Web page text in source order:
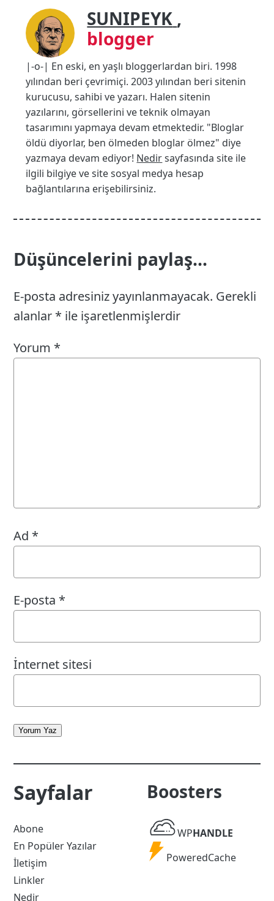
SUNIPEYK ,
blogger
|-o-| En eski, en yaşlı bloggerlardan biri. 1998
yılından beri çevrimiçi. 2003 yılından beri sitenin
kurucusu, sahibi ve yazarı. Halen sitenin
yazılarını, görsellerini ve teknik olmayan
tasarımını yapmaya devam etmektedir. "Bloglar
öldü diyorlar, ben ölmeden bloglar ölmez" diye
yazmaya devam ediyor! Nedirsayfasında site ile
ilgili bilgiye ve site sosyal medya hesap
bağlantılarına erişebilirsiniz.
Düşüncelerini paylaş...
E-posta adresiniz yayınlanmayacak. Gerekli
alanlar * ile işaretlenmişlerdir
Yorum *
Ad *
E-posta *
İnternet sitesi
Yorum Yaz
Sayfalar
Abone
En Popüler Yazılar
İletişim
Linkler
Nedir
Boosters
WP
Handle
WPHANDLE
Powered
PoweredCache